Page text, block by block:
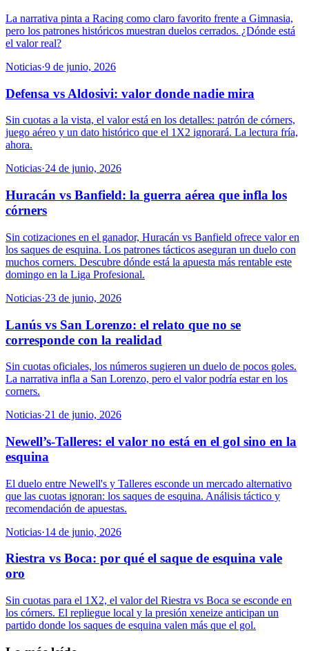
La narrativa pinta a Racing como claro favorito frente a Gimnasia,
pero los patrones históricos muestran duelos cerrados. ¿Dónde está
el valor real?
Noticias·9 de junio, 2026
Defensa vs Aldosivi: valor donde nadie mira
Sin cuotas a la vista, el valor está en los detalles: patrón de córners,
juego aéreo y un dato histórico que el 1X2 ignorará. La lectura fría,
ahora.
Noticias·24 de junio, 2026
Huracán vs Banfield: la guerra aérea que infla los
córners
Sin cotizaciones en el ganador, Huracán vs Banfield ofrece valor en
los saques de esquina. Los patrones tácticos aseguran un duelo con
muchos corners. Descubre dónde está la apuesta más rentable este
domingo en la Liga Profesional.
Noticias·23 de junio, 2026
Lanús vs San Lorenzo: el relato que no se
corresponde con la realidad
Sin cuotas oficiales, los números sugieren un duelo de pocos goles.
La narrativa infla a San Lorenzo, pero el valor podría estar en los
corners.
Noticias·21 de junio, 2026
Newell’s-Talleres: el valor no está en el gol sino en la
esquina
El duelo entre Newell's y Talleres esconde un mercado alternativo
que las cuotas ignoran: los saques de esquina. Análisis táctico y
recomendación de apuestas.
Noticias·14 de junio, 2026
Riestra vs Boca: por qué el saque de esquina vale
oro
Sin cuotas para el 1X2, el valor del Riestra vs Boca se esconde en
los córners. El repliegue local y la presión xeneize anticipan un
partido donde los saques de esquina valen más que el gol.